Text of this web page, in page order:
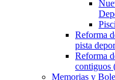
Reforma
pista
Reforma
contiguos
Memorias y